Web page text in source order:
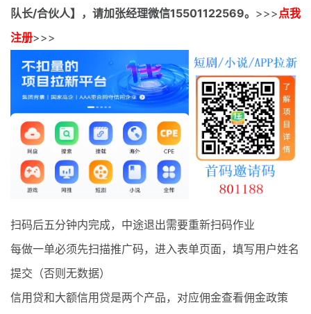
充场项目报价
无人直播
电商入门
最新通知
项目介绍
队长/合伙人】，请加张经理微信15501122569。 >>>点我
注册>>>
扫码后五分钟内完成，中途退出需要重新扫码作业
每做一单必须先扫描推广码，进入表单页面，填写用户姓名
提交（否则无数据）
信用贷和大额信用贷是两个产品，对应佣金查看佣金政策